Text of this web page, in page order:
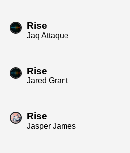
Rise
Jaq Attaque
Rise
Jared Grant
Rise
Jasper James